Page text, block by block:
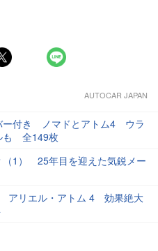
AUTOCAR JAPAN
ー付き ノマドとアトム4 ウラ
も 全149枚
1） 25年目を迎えた気鋭メー
アリエル・アトム 4 効果絶大